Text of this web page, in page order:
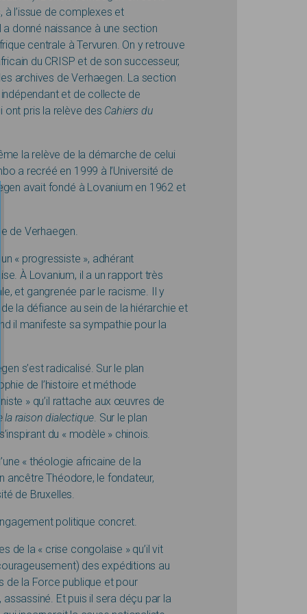
à l’issue de complexes et
donné naissance à une section
centrale à Tervuren. On y retrouve
du CRISP et de son successeur,
archives de Verhaegen. La section
indépendant et de collecte de
ont pris la relève des Cahiers du
la relève de la démarche de celui
a recréé en 1999 à l’Université de
avait fondé à Lovanium en 1962 et
de Verhaegen.
« progressiste », adhérant
À Lovanium, il a un rapport très
et gangrenée par le racisme. Il y
la défiance au sein de la hiérarchie et
il manifeste sa sympathie pour la
s’est radicalisé. Sur le plan
de l’histoire et méthode
» qu’il rattache aux œuvres de
la raison dialectique . Sur le plan
du « modèle » chinois.
« théologie africaine de la
ancêtre Théodore, le fondateur,
de Bruxelles.
politique concret.
de la « crise congolaise » qu’il vit
des expéditions au
de la Force publique et pour
Et puis il sera déçu par la